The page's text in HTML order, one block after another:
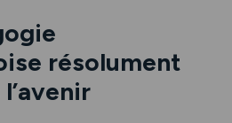
résolument